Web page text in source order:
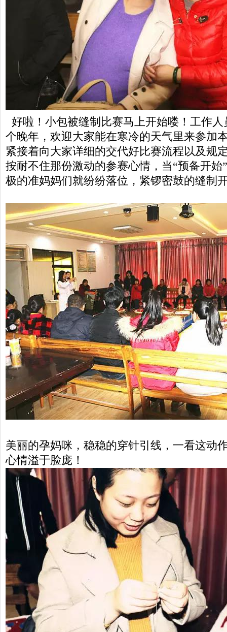
好啦！小包被缝制比赛马上开始喽！工作
个晚年，欢迎大家能在寒冷的天气里来参加
紧接着向大家详细的交代好比赛流程以及规
按耐不住那份激动的参赛心情，当“预备开始
极的准妈妈们就纷纷落位，紧锣密鼓的缝制
美丽的孕妈咪，稳稳的穿针引线，一看这动
心情溢于脸庞！